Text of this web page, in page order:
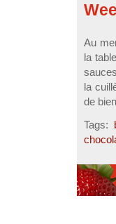
Au
la
la
de
Tags: